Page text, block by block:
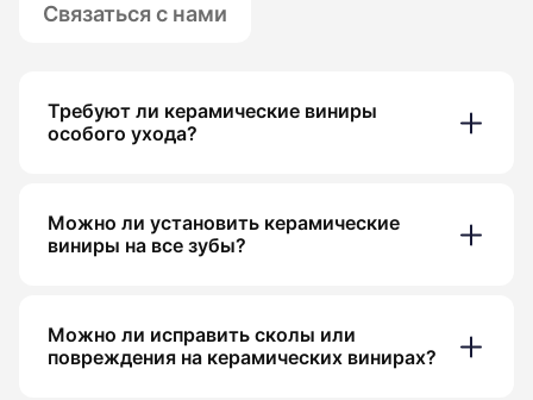
Связаться с нами
Требуют ли керамические виниры
особого ухода?
Можно ли установить керамические
виниры на все зубы?
Можно ли исправить сколы или
повреждения на керамических винирах?